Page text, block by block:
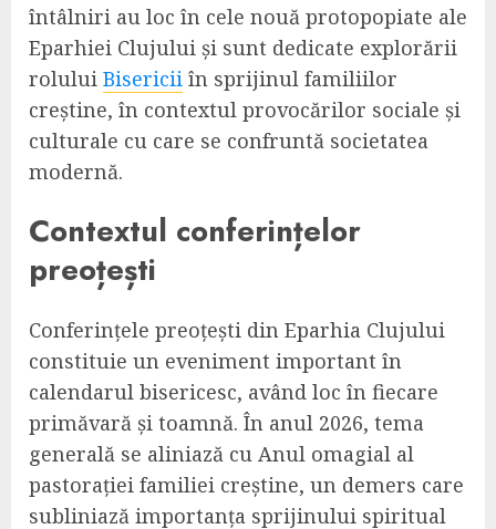
întâlniri au loc în cele nouă protopopiate ale
Eparhiei Clujului și sunt dedicate explorării
rolului Bisericii în sprijinul familiilor
creștine, în contextul provocărilor sociale și
culturale cu care se confruntă societatea
modernă.
Contextul conferințelor
preoțești
Conferințele preoțești din Eparhia Clujului
constituie un eveniment important în
calendarul bisericesc, având loc în fiecare
primăvară și toamnă. În anul 2026, tema
generală se aliniază cu Anul omagial al
pastorației familiei creștine, un demers care
subliniază importanța sprijinului spiritual